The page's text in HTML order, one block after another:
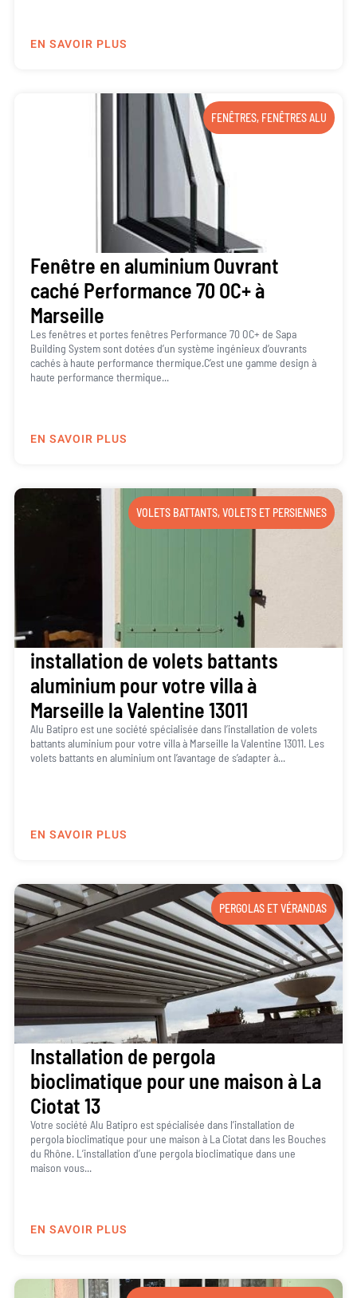
EN SAVOIR PLUS
FENÊTRES, FENÊTRES ALU
Fenêtre en aluminium Ouvrant
caché Performance 70 OC+ à
Marseille
Les fenêtres et portes fenêtres Performance 70 OC+ de Sapa
Building System sont dotées d’un système ingénieux d’ouvrants
cachés à haute performance thermique.C’est une gamme design à
haute performance thermique...
EN SAVOIR PLUS
VOLETS BATTANTS,VOLETS ET PERSIENNES
installation de volets battants
aluminium pour votre villa à
Marseille la Valentine 13011
Alu Batipro est une société spécialisée dans l’installation de volets
battants aluminium pour votre villa à Marseille la Valentine 13011. Les
volets battants en aluminium ont l’avantage de s’adapter à...
EN SAVOIR PLUS
PERGOLAS ET VÉRANDAS
Installation de pergola
bioclimatique pour une maison à La
Ciotat 13
Votre société Alu Batipro est spécialisée dans l’installation de
pergola bioclimatique pour une maison à La Ciotat dans les Bouches
du Rhône. L’installation d’une pergola bioclimatique dans une
maison vous...
EN SAVOIR PLUS